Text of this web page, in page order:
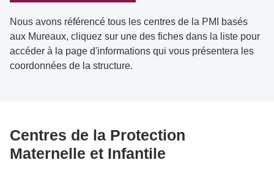
Nous avons référencé tous les centres de la PMI basés
aux Mureaux, cliquez sur une des fiches dans la liste pour
accéder à la page d'informations qui vous présentera les
coordonnées de la structure.
Centres de la Protection
Maternelle et Infantile